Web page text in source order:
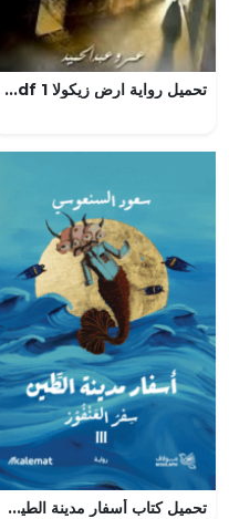
تحميل رواية ارض زيكولا 1 pdf مجانا لعمرو عبد الحميد
تحميل كتاب أسفار مدينة الطين أحمد خالد مصطفى بصيغة PDF مجانا